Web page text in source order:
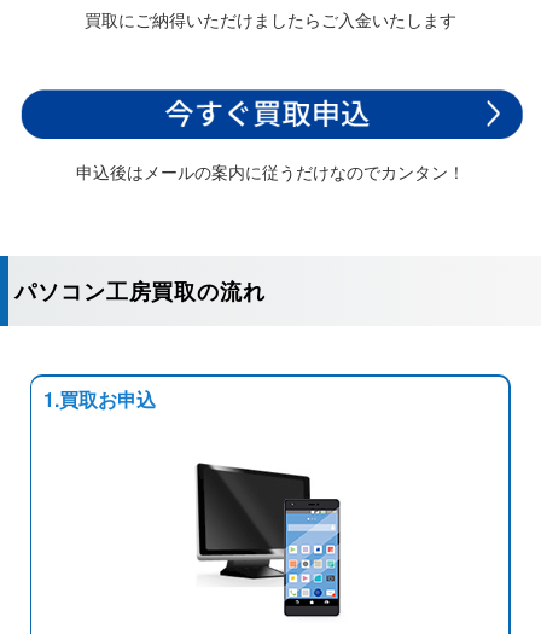
買取にご納得いただけましたらご入金いたします
申込後はメールの案内に従うだけなのでカンタン！
パソコン工房買取の流れ
1.買取お申込